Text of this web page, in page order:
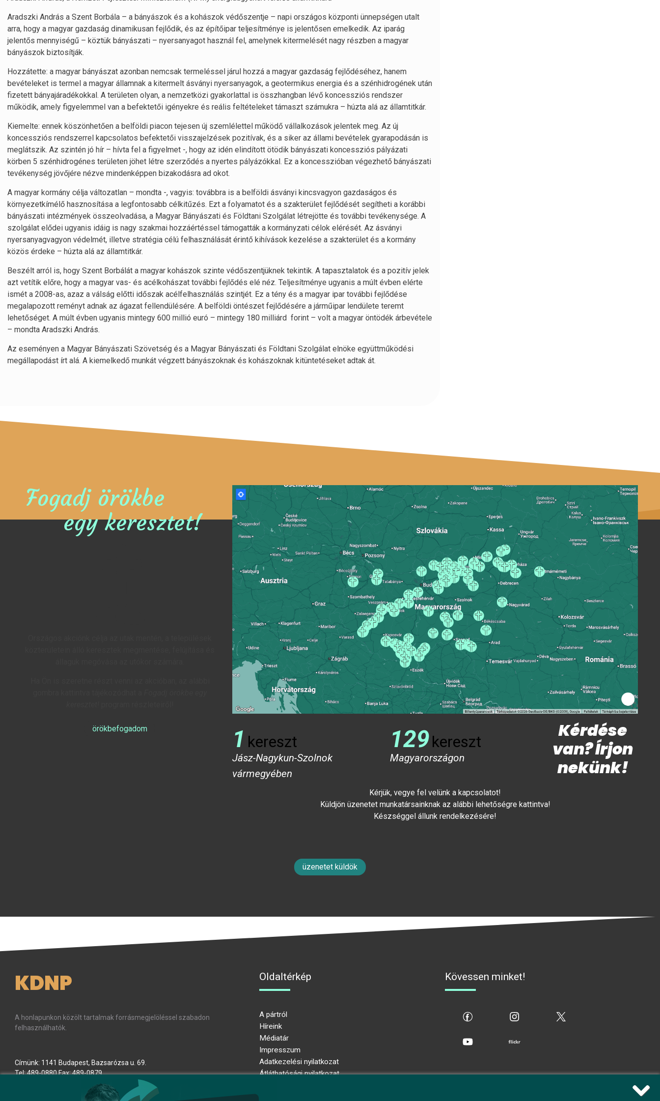
Aradszki András a Szent Borbála – a bányászok és a kohászok védőszentje – napi országos központi ünnepségen utalt
arra, hogy a magyar gazdaság dinamikusan fejlődik, és az építőipar teljesítménye is jelentősen emelkedik. Az iparág
jelentős mennyiségű – köztük bányászati – nyersanyagot használ fel, amelynek kitermelését nagy részben a magyar
bányászok biztosítják.
Hozzátette: a magyar bányászat azonban nemcsak termeléssel járul hozzá a magyar gazdaság fejlődéséhez, hanem
bevételeket is termel a magyar államnak a kitermelt ásványi nyersanyagok, a geotermikus energia és a szénhidrogének után
fizetett bányajáradékokkal. A területen olyan, a nemzetközi gyakorlattal is összhangban lévő koncessziós rendszer
működik, amely figyelemmel van a befektetői igényekre és reális feltételeket támaszt számukra – húzta alá az államtitkár.
Kiemelte: ennek köszönhetően a belföldi piacon tejesen új szemlélettel működő vállalkozások jelentek meg. Az új
koncessziós rendszerrel kapcsolatos befektetői visszajelzések pozitívak, és a siker az állami bevételek gyarapodásán is
meglátszik. Az szintén jó hír – hívta fel a figyelmet -, hogy az idén elindított ötödik bányászati koncessziós pályázati
körben 5 szénhidrogénes területen jöhet létre szerződés a nyertes pályázókkal. Ez a koncesszióban végezhető bányászati
tevékenység jövőjére nézve mindenképpen bizakodásra ad okot.
A magyar kormány célja változatlan – mondta -, vagyis: továbbra is a belföldi ásványi kincsvagyon gazdaságos és
környezetkímélő hasznosítása a legfontosabb célkitűzés. Ezt a folyamatot és a szakterület fejlődését segítheti a korábbi
bányászati intézmények összeolvadása, a Magyar Bányászati és Földtani Szolgálat létrejötte és további tevékenysége. A
szolgálat elődei ugyanis idáig is nagy szakmai hozzáértéssel támogatták a kormányzati célok elérését. Az ásványi
nyersanyagvagyon védelmét, illetve stratégia célú felhasználását érintő kihívások kezelése a szakterület és a kormány
közös érdeke – húzta alá az államtitkár.
Beszélt arról is, hogy Szent Borbálát a magyar kohászok szinte védőszentjüknek tekintik. A tapasztalatok és a pozitív jelek
azt vetítik előre, hogy a magyar vas- és acélkohászat további fejlődés elé néz. Teljesítménye ugyanis a múlt évben elérte
ismét a 2008-as, azaz a válság előtti időszak acélfelhasználás szintjét. Ez a tény és a magyar ipar további fejlődése
megalapozott reményt adnak az ágazat fellendülésére. A belföldi öntészet fejlődésére a járműipar lendülete teremt
lehetőséget. A múlt évben ugyanis mintegy 600 millió euró – mintegy 180 milliárd forint – volt a magyar öntödék árbevétele
– mondta Aradszki András.
Az eseményen a Magyar Bányászati Szövetség és a Magyar Bányászati és Földtani Szolgálat elnöke együttműködési
megállapodást írt alá. A kiemelkedő munkát végzett bányászoknak és kohászoknak kitüntetéseket adtak át.
Fogadj örökbe
egy keresztet!
örökbefogadom 1 kereszt
Jász-Nagykun-Szolnok
vármegyében
129kereszt
Magyarországon
Kérdése
van? Írjon
nekünk!
Kérjük, vegye fel velünk a kapcsolatot!
Küldjön üzenetet munkatársainknak az alábbi lehetőségre kattintva!
Készséggel állunk rendelkezésére!
üzenetet küldök
KDNP
A honlapunkon közölt tartalmak forrásmegjelöléssel szabadon
felhasználhatók.
Címünk: 1141 Budapest, Bazsarózsa u. 69.
Tel: 489-0880 Fax: 489-0879
hu(kdnp[at]kdnp[dot]hu)
Oldaltérkép
A pártról
Híreink
Médiatár
Impresszum
Adatkezelési nyilatkozat
Átláthatósági nyilatkozat
Kövessen minket!
flickr